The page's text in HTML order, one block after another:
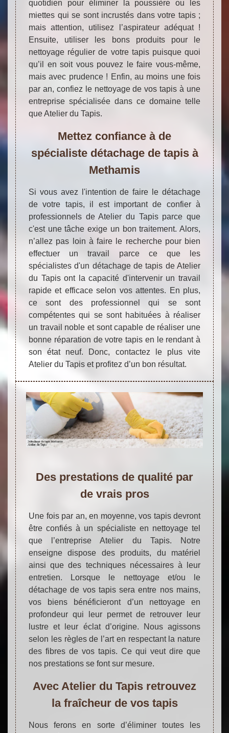
quotidien pour éliminer la poussière ou les
miettes qui se sont incrustés dans votre tapis ;
mais attention, utilisez l’aspirateur adéquat !
Ensuite, utiliser les bons produits pour le
nettoyage régulier de votre tapis puisque quoi
qu’il en soit vous pouvez le faire vous-même,
mais avec prudence ! Enfin, au moins une fois
par an, confiez le nettoyage de vos tapis à une
entreprise spécialisée dans ce domaine telle
que Atelier du Tapis.
Mettez confiance à de
spécialiste détachage de tapis à
Methamis
Si vous avez l'intention de faire le détachage
de votre tapis, il est important de confier à
professionnels de Atelier du Tapis parce que
c'est une tâche exige un bon traitement. Alors,
n’allez pas loin à faire le recherche pour bien
effectuer un travail parce ce que les
spécialistes d'un détachage de tapis de Atelier
du Tapis ont la capacité d'intervenir un travail
rapide et efficace selon vos attentes. En plus,
ce sont des professionnel qui se sont
compétentes qui se sont habituées à réaliser
un travail noble et sont capable de réaliser une
bonne réparation de votre tapis en le rendant à
son état neuf. Donc, contactez le plus vite
Atelier du Tapis et profitez d’un bon résultat.
Des prestations de qualité par
de vrais pros
Une fois par an, en moyenne, vos tapis devront
être confiés à un spécialiste en nettoyage tel
que l’entreprise Atelier du Tapis. Notre
enseigne dispose des produits, du matériel
ainsi que des techniques nécessaires à leur
entretien. Lorsque le nettoyage et/ou le
détachage de vos tapis sera entre nos mains,
vos biens bénéficieront d’un nettoyage en
profondeur qui leur permet de retrouver leur
lustre et leur éclat d’origine. Nous agissons
selon les règles de l’art en respectant la nature
des fibres de vos tapis. Ce qui veut dire que
nos prestations se font sur mesure.
Avec Atelier du Tapis retrouvez
la fraîcheur de vos tapis
Nous ferons en sorte d’éliminer toutes les